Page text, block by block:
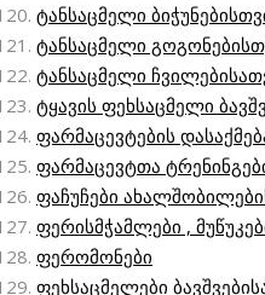
ტანსაცმელი
ტანსაცმელი
ტანსაცმელი
ტყავის ფეხსაცმელი
ფარმაცევტების
ფარმაცევტთა
ფაჩუჩები
ფერისმჭამლები ,
ფერომონები
ფეხსაცმელები